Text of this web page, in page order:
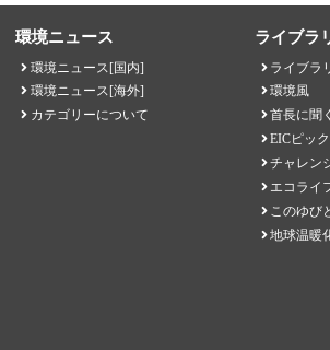
環境ニュース
環境ニュース[国内]
環境ニュース[海外]
カテゴリーについて
ライブラ
ライブラ
環境風
首長に聞
EICピッ
チャレン
エコライ
このゆび
地球温暖